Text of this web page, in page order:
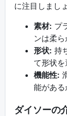
に注目しまし
素材: プ
ンは柔
形状: 持
て形状を
機能性:
能があ
ダイソーの